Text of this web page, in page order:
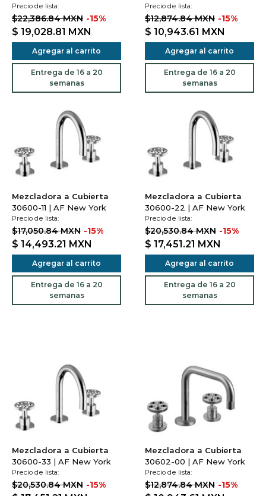
Precio de lista:
$22,386.84 MXN -15%
$ 19,028.81 MXN
Agregar al carrito
Entrega de 16 a 20
semanas
Precio de lista:
$12,874.84 MXN -15%
$ 10,943.61 MXN
Agregar al carrito
Entrega de 16 a 20
semanas
Mezcladora a Cubierta
30600-11 | AF New York
Precio de lista:
$17,050.84 MXN -15%
$ 14,493.21 MXN
Agregar al carrito
Entrega de 16 a 20
semanas
Mezcladora a Cubierta
30600-22 | AF New York
Precio de lista:
$20,530.84 MXN -15%
$ 17,451.21 MXN
Agregar al carrito
Entrega de 16 a 20
semanas
Mezcladora a Cubierta
30600-33 | AF New York
Precio de lista:
$20,530.84 MXN -15%
Mezcladora a Cubierta
30602-00 | AF New York
Precio de lista:
$12,874.84 MXN -15%